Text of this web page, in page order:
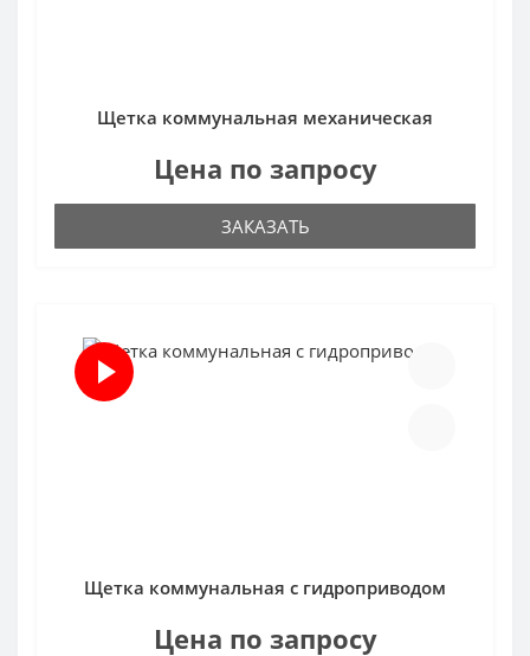
Щетка коммунальная механическая
Цена по запросу
ЗАКАЗАТЬ
Щетка коммунальная с гидроприводом
Цена по запросу